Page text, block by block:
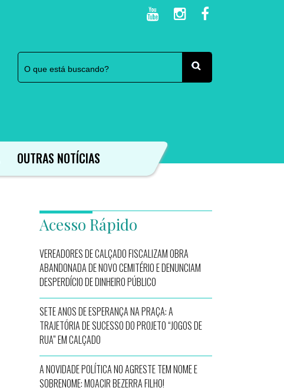
OUTRAS NOTÍCIAS
Acesso Rápido
VEREADORES DE CALÇADO FISCALIZAM OBRA
ABANDONADA DE NOVO CEMITÉRIO E DENUNCIAM
DESPERDÍCIO DE DINHEIRO PÚBLICO
SETE ANOS DE ESPERANÇA NA PRAÇA: A
TRAJETÓRIA DE SUCESSO DO PROJETO “JOGOS DE
RUA” EM CALÇADO
A NOVIDADE POLÍTICA NO AGRESTE TEM NOME E
SOBRENOME: MOACIR BEZERRA FILHO!